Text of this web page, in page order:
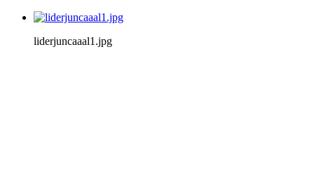
liderjuncaaal1.jpg